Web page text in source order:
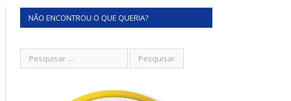
NÃO ENCONTROU O QUE QUERIA?